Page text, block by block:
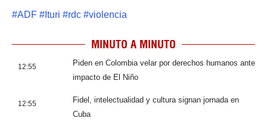
#ADF # Ituri #rdc #violencia
MINUTO A MINUTO
12:55
Piden en Colombia velar por derechos humanos ante
impacto de El Niño
12:55
Fidel, intelectualidad y cultura signan jornada en
Cuba